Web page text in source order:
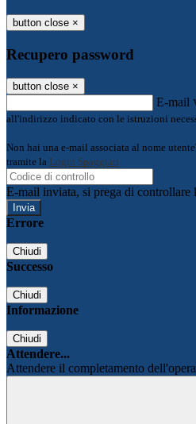
button close ×
Recupero password
button close ×
E-mail
all'indirizzo indicato con le istruzioni
Non hai una e-mail associata al nome
tramite la Login Spaggiari
E-mail inviata, si prega di controllare
Errore
Chiudi
Successo
Chiudi
Informazione
Chiudi
Attendere...
Attendere il completamento